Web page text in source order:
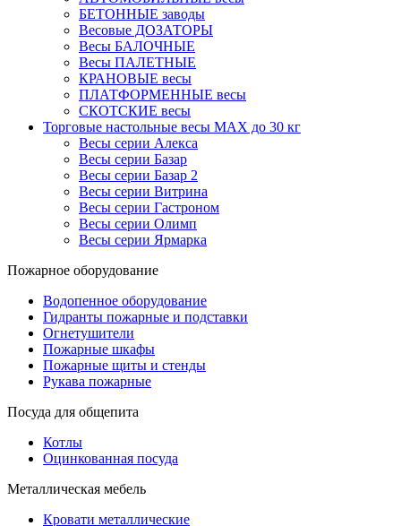
БЕТОННЫЕ заводы
Весовые ДОЗАТОРЫ
Весы БАЛОЧНЫЕ
Весы ПАЛЕТНЫЕ
КРАНОВЫЕ весы
ПЛАТФОРМЕННЫЕ весы
СКОТСКИЕ весы
Торговые настольные весы MAX до 30 кг
Весы серии Алекса
Весы серии Базар
Весы серии Базар 2
Весы серии Витрина
Весы серии Гастроном
Весы серии Олимп
Весы серии Ярмарка
Пожарное оборудование
Водопенное оборудование
Гидранты пожарные и подставки
Огнетушители
Пожарные шкафы
Пожарные щиты и стенды
Рукава пожарные
Посуда для общепита
Котлы
Оцинкованная посуда
Металлическая мебель
Кровати металлические